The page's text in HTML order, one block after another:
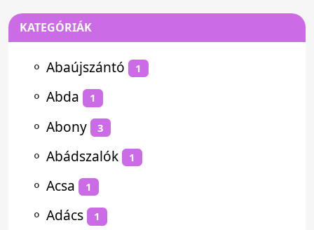
KATEGÓRIÁK
⚬ Abaújszántó 1
⚬ Abda 1
⚬ Abony 3
⚬ Abádszalók 1
⚬ Acsa 1
⚬ Adács 1